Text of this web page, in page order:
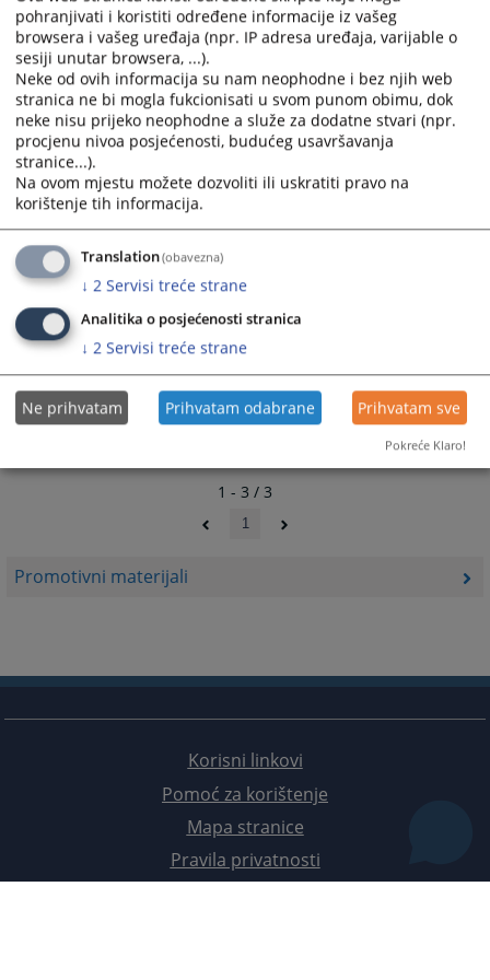
Promotivni materijali
calendar
and
select
a
date.
Press
the
question
mark
key
to
get
the
keyboard
shortcuts
for
changing
dates.
calendar
and
select
a
date.
Press
question
mark
key
to
get
keyboard
shortcuts
for
changing
dates.
21.09.2010.
Promotivni materijali
1 - 3 / 3
1
Korisni linkovi
Pomoć za korištenje
Mapa stranice
Pravila privatnosti
pohranjivati i koristiti određene informacije iz vašeg
browsera i vašeg uređaja (npr. IP adresa uređaja, varijable o
sesiji unutar browsera, ...).
Neke od ovih informacija su nam neophodne i bez njih web
stranica ne bi mogla fukcionisati u svom punom obimu, dok
neke nisu prijeko neophodne a služe za dodatne stvari (npr.
procjenu nivoa posjećenosti, budućeg usavršavanja
stranice...).
Na ovom mjestu možete dozvoliti ili uskratiti pravo na
korištenje tih informacija.
Translation(obavezna)
↓ 2 Servisi treće strane
Analitika o posjećenosti stranica
↓ 2 Servisi treće strane
Ne prihvatam Prihvatam odabrane Prihvatam sve
Pokreće Klaro!